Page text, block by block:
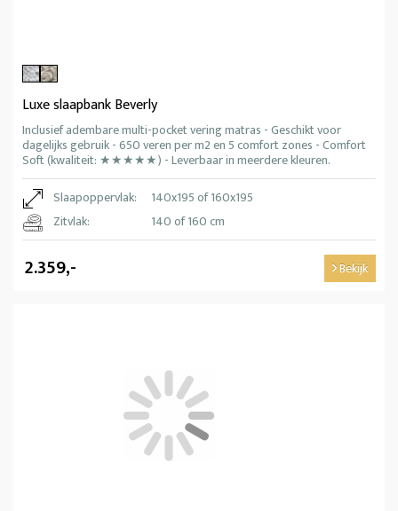
Luxe slaapbank Beverly
Inclusief adembare multi-pocket vering matras - Geschikt voor
dagelijks gebruik - 650 veren per m2 en 5 comfort zones - Comfort
Soft (kwaliteit: ★★★★★) - Leverbaar in meerdere kleuren.
Slaapoppervlak:
140x195 of 160x195
Zitvlak:
140 of 160 cm
2.359,- Bekijk